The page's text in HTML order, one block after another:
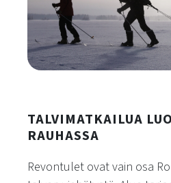
TALVIMATKAILUA
RAUHASSA
Revontulet ovat vain osa